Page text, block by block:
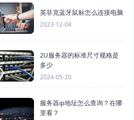
英菲克蓝牙鼠标怎么连接电脑
2023-12-04
2U服务器的标准尺寸规格是
多少
2024-05-20
服务器ip地址怎么查询？在哪
里看？